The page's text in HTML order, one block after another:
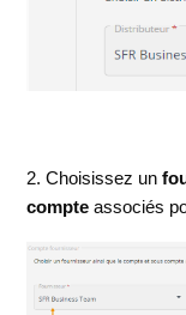
2. Choisissez un
compte associés